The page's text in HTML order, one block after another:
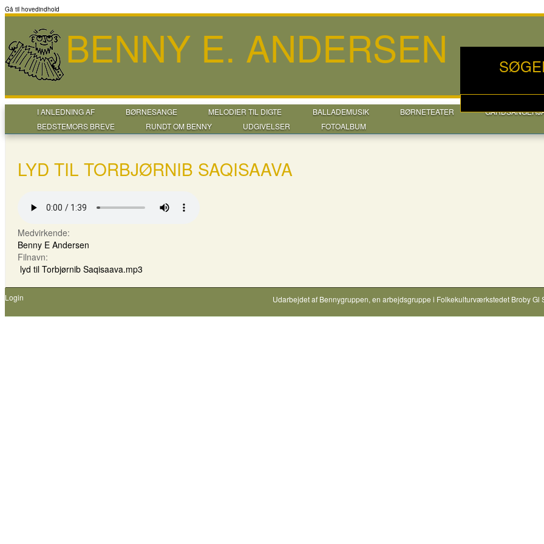
Gå til hovedindhold
BENNY E. ANDERSEN
I ANLEDNING AF BØRNESANGE MELODIER TIL DIGTE BALLADEMUSIK BØRNETEATER
BEDSTEMORS BREVE
RUNDT OM BENNY UDGIVELSER FOTOALBUM
LYD TIL TORBJØRNIB SAQISAAVA
Medvirkende:
Benny E Andersen
Filnavn:
lyd til Torbjørnib Saqisaava.mp3
Login Udarbejdet af Bennygruppen, en arbejdsgruppe i Folkekulturværkstedet Broby Gl